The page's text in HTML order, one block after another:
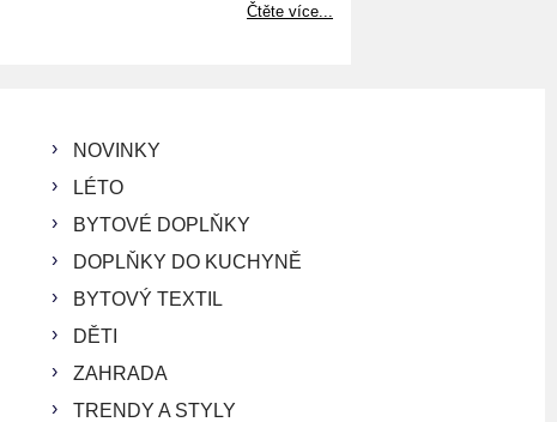
Čtěte více...
NOVINKY
LÉTO
BYTOVÉ DOPLŇKY
DOPLŇKY DO KUCHYNĚ
BYTOVÝ TEXTIL
DĚTI
ZAHRADA
TRENDY A STYLY